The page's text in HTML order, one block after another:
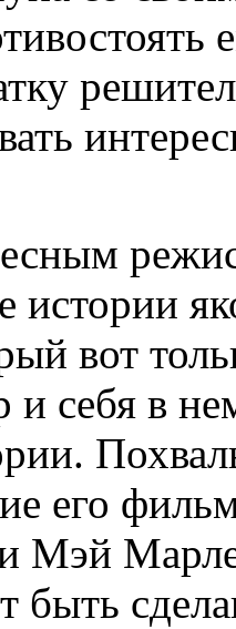
истории
вот
и себя в
его
Мэй
быть